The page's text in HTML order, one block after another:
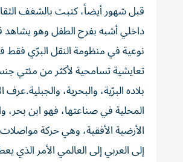
قبل شهور أيضاً، كتبت بالشغف
داخلي أشبه بفرح الطفل وهو يشاهد
نوعية في منظومة النقل البرّي فقط
تعايشية تسامحية لأكثر من مئتي
بلاده البرّية، والبحرية،
المحلية في صناعتها، فهو ابن بحر،
الأرضية الأفقية، وهي حركة
إلى العربي إلى العالمي الأمر